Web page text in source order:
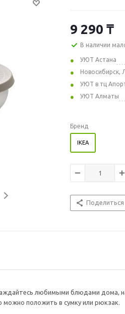
9 290 ₸
В наличии
УЮТ Астана
Новосибирск,
УЮТ в тц
УЮТ Алматы
Бренд
IKEA
Поделиться
любимыми блюдами дома,
можно положить в сумку или рюкзак.